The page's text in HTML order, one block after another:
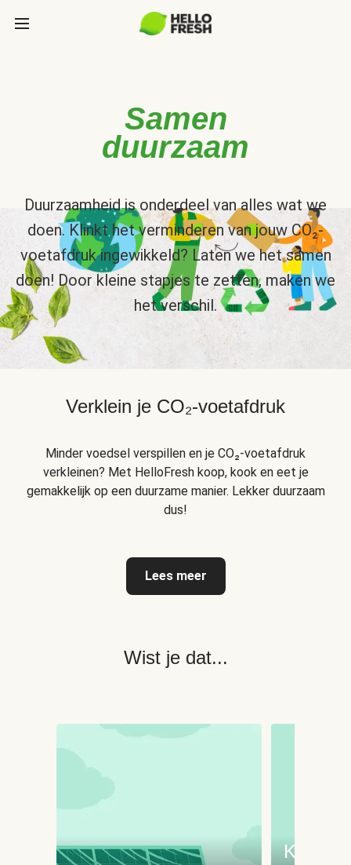
Samen
duurzaam
Duurzaamheid is onderdeel van alles wat we
doen. Klinkt het verminderen van jouw CO₂-
voetafdruk ingewikkeld? Laten we het samen
doen! Door kleine stapjes te zetten, maken we
het verschil.
Verklein je CO₂-voetafdruk
Minder voedsel verspillen en je CO₂-voetafdruk
verkleinen? Met HelloFresh koop, kook en eet je
gemakkelijk op een duurzame manier. Lekker duurzaam
dus!
Lees meer
Wist je dat...
Koken